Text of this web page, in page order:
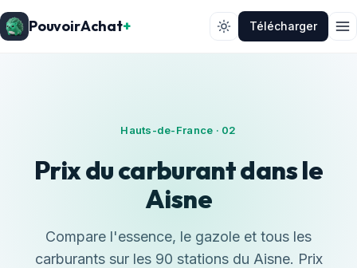
PouvoirAchat+ Télécharger
Hauts-de-France · 02
Prix du carburant dans le
Aisne
Compare l'essence, le gazole et tous les
carburants sur les 90 stations du Aisne. Prix